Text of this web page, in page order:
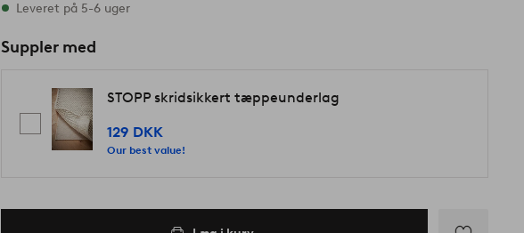
2 størrelser er på lager
Leveret på 5-6 uger
Suppler med
STOPP skridsikkert tæppeunderlag
129 DKK
Our best value!